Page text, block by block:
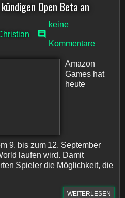
Open Beta an
keine
Kommentare
Amazon
Games hat
heute
9. bis zum 12. September
laufen wird. Damit
Spieler die Möglichkeit, die
WEITERLESEN